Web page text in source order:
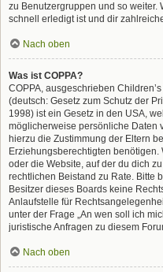
zu Benutzergruppen und so weiter.
schnell erledigt ist und dir
Nach oben
Was ist COPPA?
COPPA, ausgeschrieben
(deutsch: Gesetz zum Schutz der
1998) ist ein Gesetz in den USA,
möglicherweise persönliche Daten
hierzu die Zustimmung der Eltern
Erziehungsberechtigten
oder die Website, auf der du dich
rechtlichen Beistand zu Rate. Bitte
Besitzer dieses Boards keine
Anlaufstelle für
unter der Frage „An wen soll ich
juristische Anfragen zu diesem
Nach oben